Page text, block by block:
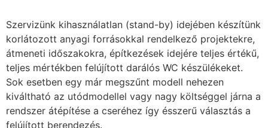
Szervizünk kihasználatlan (stand-by) idejében készítünk
korlátozott anyagi forrásokkal rendelkező projektekre,
átmeneti időszakokra, építkezések idejére teljes értékű,
teljes mértékben felújított darálós WC készülékeket.
Sok esetben egy már megszűnt modell nehezen
kiváltható az utódmodellel vagy nagy költséggel járna a
rendszer átépítése a cseréhez így ésszerű választás a
felújított berendezés.